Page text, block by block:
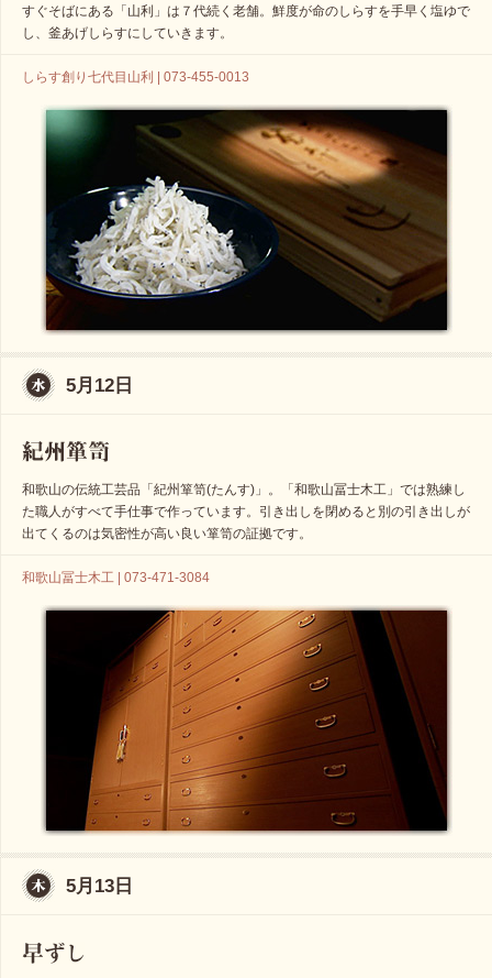
すぐそばにある「山利」は７代続く老舗。鮮度が命のしらすを手早く塩ゆで
し、釜あげしらすにしていきます。
しらす創り七代目山利 | 073-455-0013
5月12日
和歌山の伝統工芸品「紀州箪笥(たんす)」。「和歌山冨士木工」では熟練し
た職人がすべて手仕事で作っています。引き出しを閉めると別の引き出しが
出てくるのは気密性が高い良い箪笥の証拠です。
和歌山冨士木工 | 073-471-3084
5月13日